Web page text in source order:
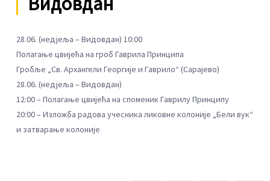
28.06. (недјеља – Видовдан) 10:00
Полагање цвијећа на гроб Гаврила Принципа
Гробље „Св. Архангели Георгије и Гаврило“ (Сарајево)
28.06. (недјеља – Видовдан)
12:00 – Полагање цвијећа на споменик Гаврилу Принципу
20:00 – Изложба радова учесника ликовне колоније „Бели вук“
и затварање колоније